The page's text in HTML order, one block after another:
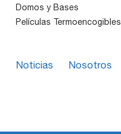
Domos y Bases
Películas Termoencogibles
Noticias Nosotros